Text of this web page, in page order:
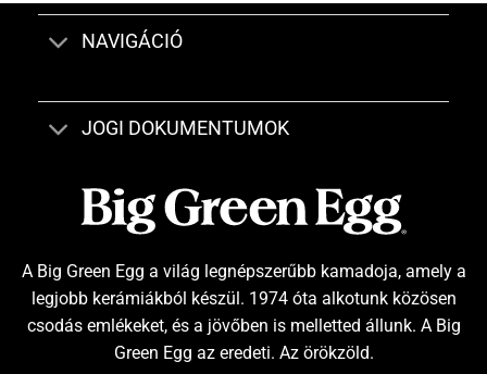
NAVIGÁCIÓ
JOGI DOKUMENTUMOK
A Big Green Egg a világ legnépszerűbb kamadoja, amely a
legjobb kerámiákból készül. 1974 óta alkotunk közösen
csodás emlékeket, és a jövőben is melletted állunk. A Big
Green Egg az eredeti. Az örökzöld.